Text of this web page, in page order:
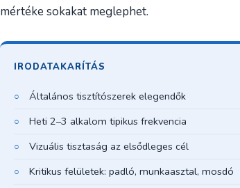
mértéke sokakat meglephet.
IRODATAKARÍTÁS
Általános tisztítószerek elegendők
Heti 2–3 alkalom tipikus frekvencia
Vizuális tisztaság az elsődleges cél
Kritikus felületek: padló, munkaasztal, mosdó